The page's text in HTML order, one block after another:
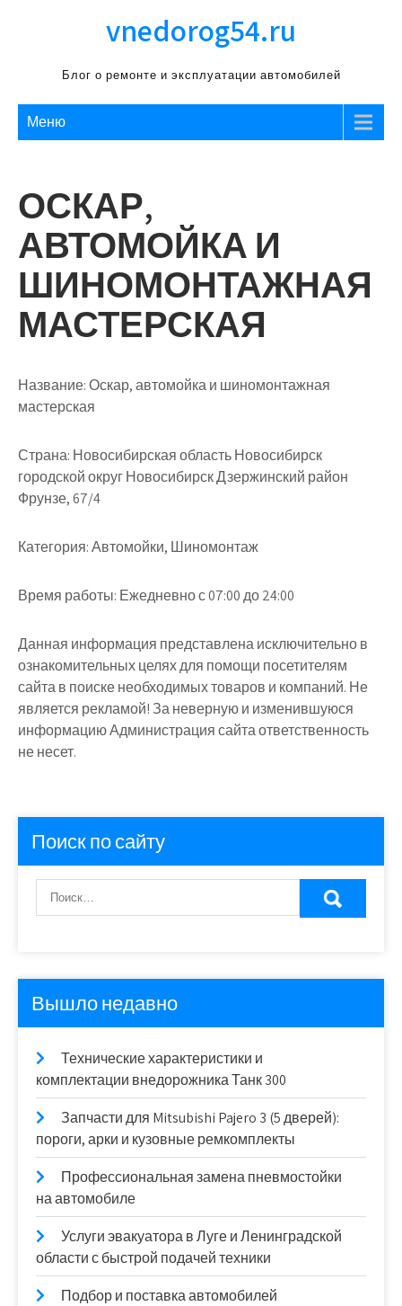
vnedorog54.ru
Блог о ремонте и эксплуатации автомобилей
Меню
ОСКАР,
АВТОМОЙКА И
ШИНОМОНТАЖНАЯ
МАСТЕРСКАЯ
Название:Оскар, автомойка и шиномонтажная
мастерская
Страна: Новосибирская область Новосибирск
городской округ Новосибирск Дзержинский район
Фрунзе, 67/4
Категория:Автомойки, Шиномонтаж
Время работы: Ежедневно с 07:00 до 24:00
Данная информация представлена исключительно в
ознакомительных целях для помощи посетителям
сайта в поиске необходимых товаров и компаний. Не
является рекламой! За неверную и изменившуюся
информацию Администрация сайта ответственность
не несет.
Поиск по сайту
Вышло недавно
Технические характеристики и
комплектации внедорожника Танк 300
Запчасти для Mitsubishi Pajero 3 (5 дверей):
пороги, арки и кузовные ремкомплекты
Профессиональная замена пневмостойки
на автомобиле
Услуги эвакуатора в Луге и Ленинградской
области с быстрой подачей техники
Подбор и поставка автомобилей